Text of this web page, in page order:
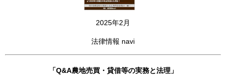
2025年2月
法律情報 navi
「Q&A農地売買・貸借等の実務と法理」